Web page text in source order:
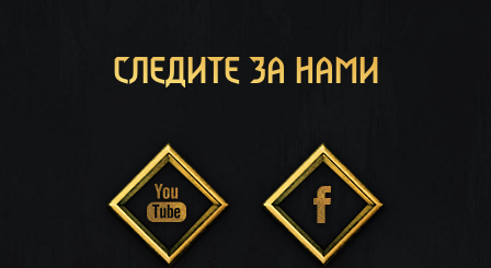
СЛЕДИТЕ ЗА НАМИ